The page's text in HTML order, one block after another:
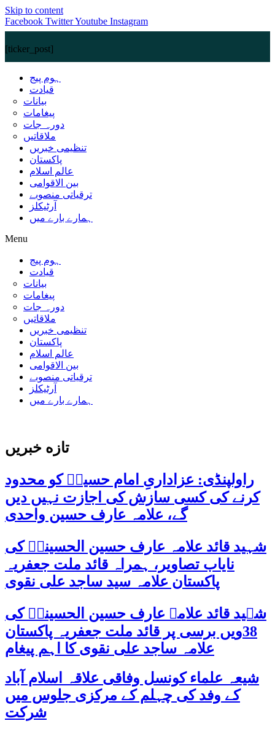
Skip to content
Facebook TwitterYoutube Instagram
[ticker_post]
ہوم پیج
قیادت
بیانات
پیغامات
دورہ جات
ملاقاتیں
تنظیمی خبریں
پاکستان
عالم اسلام
بین الاقوامی
ترقیاتی منصوبے
آرٹیکلز
ہمارے بارے میں
Menu
ہوم پیج
قیادت
بیانات
پیغامات
دورہ جات
ملاقاتیں
تنظیمی خبریں
پاکستان
عالم اسلام
بین الاقوامی
ترقیاتی منصوبے
آرٹیکلز
ہمارے بارے میں
تازه خبریں
راولپنڈی: عزاداریِ امام حسینؑ کو محدود
کرنے کی کسی سازش کی اجازت نہیں دیں
گے، علامہ عارف حسین واحدی
شہید قائد علامہ عارف حسین الحسینیؒ کی
نایاب تصاویر، ہمراہ قائد ملت جعفریہ
پاکستان علامہ سید ساجد علی نقوی
شہید قائد علامہ عارف حسین الحسینیؒ کی
38ویں برسی پر قائد ملت جعفریہ پاکستان
علامہ ساجد علی نقوی کا اہم پیغام
شیعہ علماء کونسل وفاقی علاقہ اسلام آباد
کے وفد کی چہلم کے مرکزی جلوس میں
شرکت